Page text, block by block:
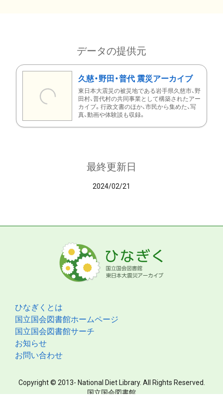
データの提供元
久慈・野田・普代 震災アーカイブ
東日本大震災の被災地である岩手県久慈市、野
田村、普代村の共同事業として構築されたアー
カイブ。行政文書のほか、市民から集めた、写
真、動画や体験談も収録。
最終更新日
2024/02/21
ひなぎくとは
国立国会図書館ホームページ
国立国会図書館サーチ
お知らせ
お問い合わせ
Copyright © 2013- National Diet Library. All Rights Reserved.